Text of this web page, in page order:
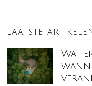
LAATSTE
Wat